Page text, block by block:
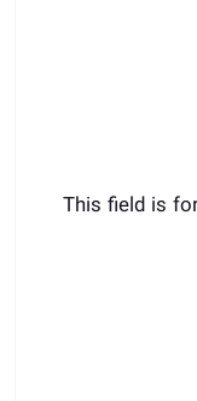
This field is